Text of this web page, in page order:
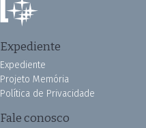
Expediente
Expediente
Projeto Memória
Política de Privacidade
Fale conosco